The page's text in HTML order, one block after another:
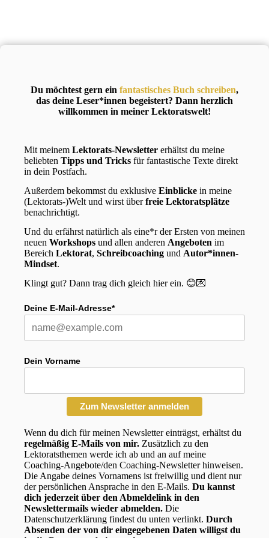
Du möchtest gern ein fantastisches Buch schreiben,
das deine Leser*innen begeistert? Dann herzlich
willkommen in meiner Lektoratswelt!
Mit meinem Lektorats-Newsletter erhältst du meine
beliebten Tipps und Tricks für fantastische Texte direkt
in dein Postfach.
Außerdem bekommst du exklusive Einblicke in meine
(Lektorats-)Welt und wirst überfreie Lektoratsplätze
benachrichtigt.
Und du erfährst natürlich als eine*r der Ersten von meinen
neuen Workshops und allen anderen Angeboten im
Bereich Lektorat, Schreibcoaching und Autor*innen-
Mindset.
Klingt gut? Dann trag dich gleich hier ein. 😊💌
Deine E-Mail-Adresse*
Dein Vorname
Zum Newsletter anmelden
Wenn du dich für meinen Newsletter einträgst, erhältst du
regelmäßig E-Mails von mir. Zusätzlich zu den
Lektoratsthemen werde ich ab und an auf meine
Coaching-Angebote/den Coaching-Newsletter hinweisen.
Die Angabe deines Vornamens ist freiwillig und dient nur
der persönlichen Ansprache in den E-Mails. Du kannst
dich jederzeit über den Abmeldelink in den
Newslettermails wieder abmelden. Die
Datenschutzerklärung findest du unten verlinkt. Durch
Absenden der von dir eingegebenen Daten willigst du